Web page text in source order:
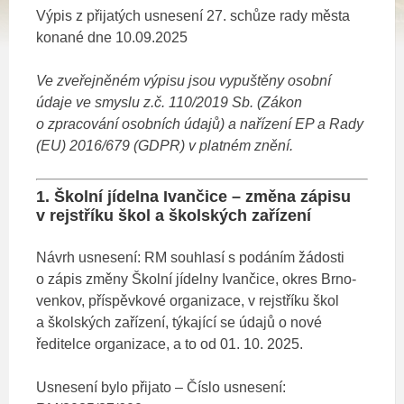
Výpis z přijatých usnesení 27. schůze rady města
konané dne 10.09.2025
Ve zveřejněném výpisu jsou vypuštěny osobní
údaje ve smyslu z.č. 110/2019 Sb. (Zákon
o zpracování osobních údajů) a nařízení EP a Rady
(EU) 2016/679 (GDPR) v platném znění.
1. Školní jídelna Ivančice – změna zápisu
v rejstříku škol a školských zařízení
Návrh usnesení: RM souhlasí s podáním žádosti
o zápis změny Školní jídelny Ivančice, okres Brno-
venkov, příspěvkové organizace, v rejstříku škol
a školských zařízení, týkající se údajů o nové
ředitelce organizace, a to od 01. 10. 2025.
Usnesení bylo přijato – Číslo usnesení: